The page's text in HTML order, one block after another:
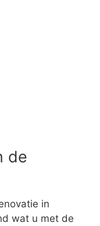
de
in
wat u met de